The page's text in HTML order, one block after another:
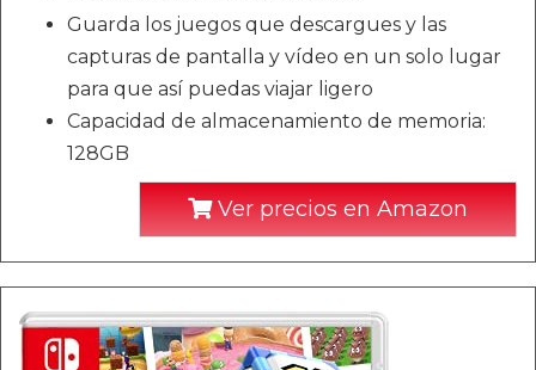
Guarda los juegos que descargues y las
capturas de pantalla y vídeo en un solo lugar
para que así puedas viajar ligero
Capacidad de almacenamiento de memoria:
128GB
Ver precios en Amazon